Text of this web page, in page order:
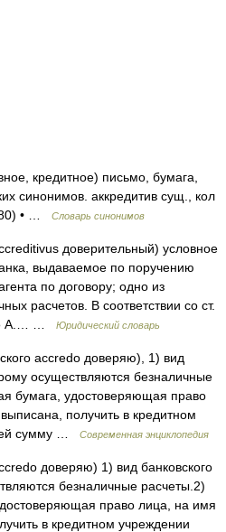
кредитное) письмо, бумага,
синонимов. аккредитив сущ., кол
• …
Словарь синонимов
доверительный) условное
выдаваемое по поручению
по договору; одно из
расчетов. В соответствии со ст.
А.… …
Юридический словарь
accredo доверяю), 1) вид
осуществляются безналичные
бумага, удостоверяющая право
получить в кредитном
сумму …
Современная энциклопедия
доверяю) 1) вид банковского
безналичные расчеты.2)
право лица, на имя
в кредитном учреждении